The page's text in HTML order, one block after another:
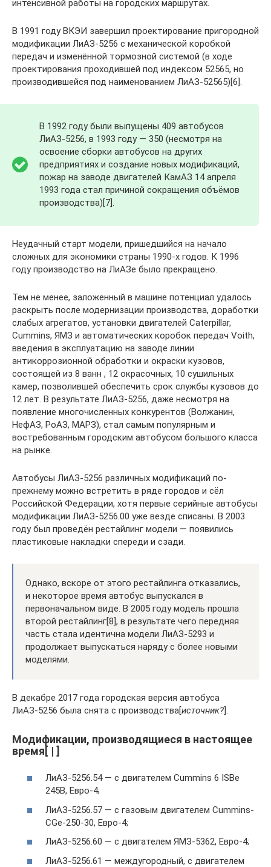
интенсивной работы на городских маршрутах.
В 1991 году ВКЭИ завершил проектирование пригородной
модификации ЛиАЗ-5256 с механической коробкой
передач и изменённой тормозной системой (в ходе
проектирования проходившей под индексом 52565, но
производившейся под наименованием ЛиАЗ-52565)[6].
В 1992 году были выпущены 409 автобусов
ЛиАЗ-5256, в 1993 году — 350 (несмотря на
освоение сборки автобусов на других
предприятиях и создание новых модификаций,
пожар на заводе двигателей КамАЗ 14 апреля
1993 года стал причиной сокращения объёмов
производства)[7].
Неудачный старт модели, пришедшийся на начало
сложных для экономики страны 1990-х годов. К 1996
году производство на ЛиАЗе было прекращено.
Тем не менее, заложенный в машине потенциал удалось
раскрыть после модернизации производства, доработки
слабых агрегатов, установки двигателей Caterpillar,
Cummins, ЯМЗ и автоматических коробок передач Voith,
введения в эксплуатацию на заводе линии
антикоррозионной обработки и окраски кузовов,
состоящей из 8 ванн , 12 окрасочных, 10 сушильных
камер, позволившей обеспечить срок службы кузовов до
12 лет. В результате ЛиАЗ-5256, даже несмотря на
появление многочисленных конкурентов (Волжанин,
НефАЗ, РоАЗ, МАРЗ), стал самым популярным и
востребованным городским автобусом большого класса
на рынке.
Автобусы ЛиАЗ-5256 различных модификаций по-
прежнему можно встретить в ряде городов и сёл
Российской Федерации, хотя первые серийные автобусы
модификации ЛиАЗ-5256.00 уже везде списаны. В 2003
году был проведён рестайлинг модели — появились
пластиковые накладки спереди и сзади.
Однако, вскоре от этого рестайлинга отказались,
и некоторое время автобус выпускался в
первоначальном виде. В 2005 году модель прошла
второй рестайлинг[8], в результате чего передняя
часть стала идентична модели ЛиАЗ-5293 и
продолжает выпускаться наряду с более новыми
моделями.
В декабре 2017 года городская версия автобуса
ЛиАЗ-5256 была снята с производства[источник?].
Модификации, производящиеся в настоящее
время[ | ]
ЛиАЗ-5256.54 — с двигателем Cummins 6 ISBe
245B, Евро-4;
ЛиАЗ-5256.57 — с газовым двигателем Cummins-
CGe-250-30, Евро-4;
ЛиАЗ-5256.60 — с двигателем ЯМЗ-5362, Евро-4;
ЛиАЗ-5256.61 — междугородный, с двигателем